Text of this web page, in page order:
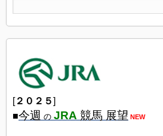
[２０２５]
■今週 の JRA 競馬 展望 NEW